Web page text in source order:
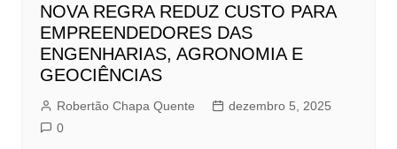
NOVA REGRA REDUZ CUSTO PARA
EMPREENDEDORES DAS
ENGENHARIAS, AGRONOMIA E
GEOCIÊNCIAS
Robertão Chapa Quente
dezembro 5, 2025
0